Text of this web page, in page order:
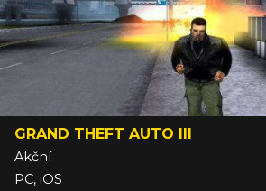
GRAND THEFT AUTO III
Akční
PC, iOS